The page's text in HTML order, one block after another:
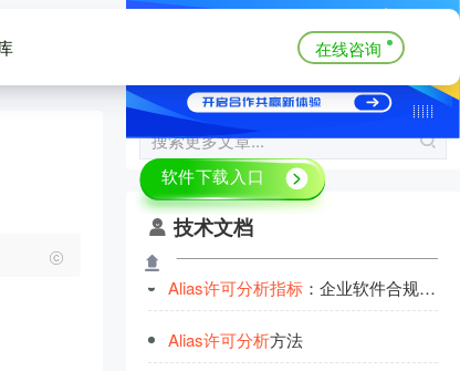
在线咨询
技术文档
Alias许可分析指标：企业软件合规的关键要素
Alias许可分析方法